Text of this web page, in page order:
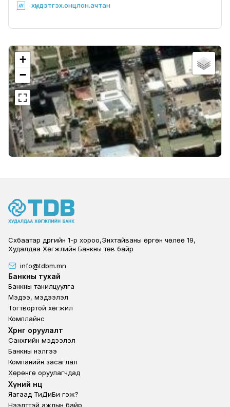
хүндэтгэх.онцлон.ачтан
+
−
Сүхбаатар дүүргийн 1-р хороо,Энхтайваны өргөн чөлөө 19,
Худалдаа Хөгжлийн Банкны төв байр
info@tdbm.mn
Footer
Банкны тухай
Банкны танилцуулга
Мэдээ, мэдээлэл
Тогтвортой хөгжил
Комплайнс
Footer third
Хөрөнгө оруулалт
Санхүүгийн мэдээлэл
Банкны үнэлгээ
Компанийн засаглал
Хөрөнгө оруулагчдад
Footer second
Хүний нөөц
Яагаад ТиДиБи гэж?
Нээлттэй ажлын байр